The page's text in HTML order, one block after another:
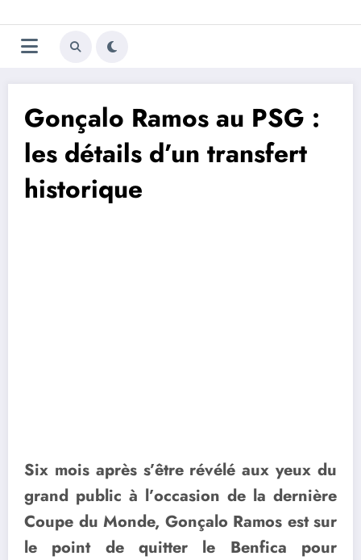
au
contenu
Trivela
L'actualité du football
Gonçalo Ramos au PSG :
les détails d’un transfert
historique
Six mois après s’être révélé aux yeux du
grand public à l’occasion de la dernière
Coupe du Monde, Gonçalo Ramos est sur
le point de quitter le Benfica pour